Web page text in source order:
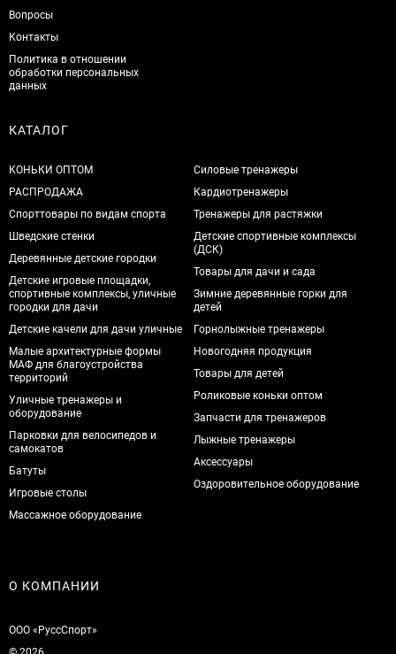
Вопросы
Контакты
Политика в отношении
обработки персональных
данных
КАТАЛОГ
КОНЬКИ ОПТОМ
РАСПРОДАЖА
Спорттовары по видам спорта
Шведские стенки
Деревянные детские городки
Детские игровые площадки,
спортивные комплексы, уличные
городки для дачи
Детские качели для дачи уличные
Малые архитектурные формы
МАФ для благоустройства
территорий
Уличные тренажеры и
оборудование
Парковки для велосипедов и
самокатов
Батуты
Игровые столы
Массажное оборудование
Силовые тренажеры
Кардиотренажеры
Тренажеры для растяжки
Детские спортивные комплексы
(ДСК)
Товары для дачи и сада
Зимние деревянные горки для
детей
Горнолыжные тренажеры
Новогодняя продукция
Товары для детей
Роликовые коньки оптом
Запчасти для тренажеров
Лыжные тренажеры
Аксессуары
Оздоровительное оборудование
О КОМПАНИИ
ООО «РуссСпорт»